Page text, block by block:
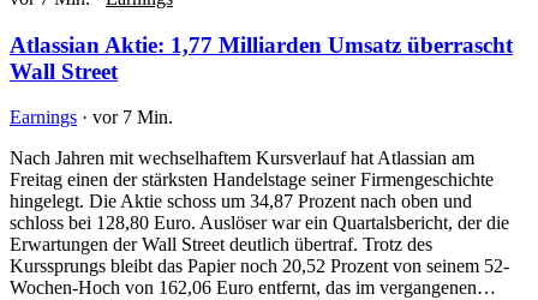
Atlassian Aktie: 1,77 Milliarden Umsatz überrascht
Wall Street
Earnings · vor 7 Min.
Nach Jahren mit wechselhaftem Kursverlauf hat Atlassian am
Freitag einen der stärksten Handelstage seiner Firmengeschichte
hingelegt. Die Aktie schoss um 34,87 Prozent nach oben und
schloss bei 128,80 Euro. Auslöser war ein Quartalsbericht, der die
Erwartungen der Wall Street deutlich übertraf. Trotz des
Kurssprungs bleibt das Papier noch 20,52 Prozent von seinem 52-
Wochen-Hoch von 162,06 Euro entfernt, das im vergangenen…